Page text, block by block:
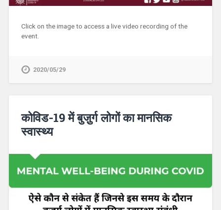
Click on the image to access a live video recording of the
event.
2020/05/29
कोविड-19 में बुजु़र्ग लोगों का मानसिक
स्‍वास्‍थ्‍य